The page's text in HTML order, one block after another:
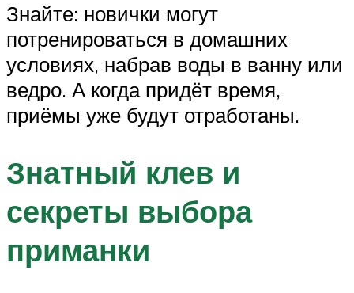
Знайте: новички могут
потренироваться в домашних
условиях, набрав воды в ванну или
ведро. А когда придёт время,
приёмы уже будут отработаны.
Знатный клев и
секреты выбора
приманки